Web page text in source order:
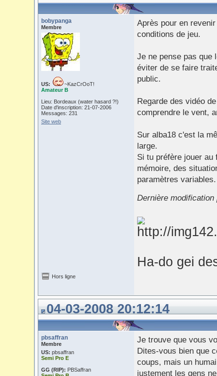
bobypanga
Membre
US:
~KazCrOoT!
Amateur B
Lieu: Bordeaux (water hasard ?!)
Date d'inscription: 21-07-2006
Messages: 231
Site web
Après pour en
conditions de jeu.
Je ne pense pas que
éviter de se faire
public.
Regarde des vidéo
comprendre le vent,
Sur alba18 c'est la
large.
Si tu préfère jouer
mémoire, des
paramètres variables.
Dernière modification
Ha-do gei
Hors ligne
04-03-2008 20:12:14
pbsaffran
Membre
US: pbsaffran
Semi Pro E
GG (RIP): PBSaffran
Je trouve que vous
Dites-vous bien que
coups, mais un
justement les gens